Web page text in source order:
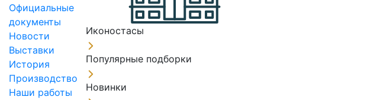
Официальные
документы
Новости
Выставки
История
Производство
Наши работы
Иконостасы
Популярные подборки
Новинки